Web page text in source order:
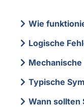
Wie funktioniert
Logische Fehler –
Mechanische
Typische
Wann sollten Sie